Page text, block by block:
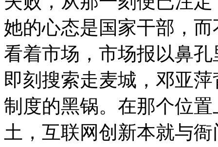
她的心态是国家干部，
看着市场，市场报以鼻
即刻搜索走麦城，邓亚
制度的黑锅。在那个位
土，互联网创新本就与